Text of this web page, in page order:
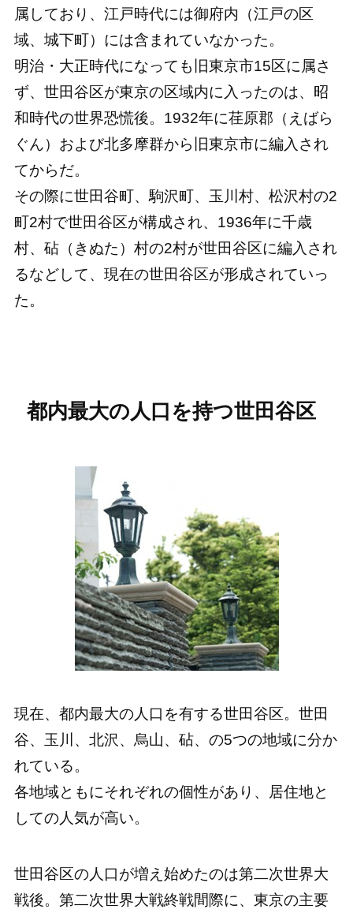
属しており、江戸時代には御府内（江戸の区
域、城下町）には含まれていなかった。
明治・大正時代になっても旧東京市15区に属さ
ず、世田谷区が東京の区域内に入ったのは、昭
和時代の世界恐慌後。1932年に荏原郡（えばら
ぐん）および北多摩群から旧東京市に編入され
てからだ。
その際に世田谷町、駒沢町、玉川村、松沢村の2
町2村で世田谷区が構成され、1936年に千歳
村、砧（きぬた）村の2村が世田谷区に編入され
るなどして、現在の世田谷区が形成されていっ
た。
都内最大の人口を持つ世田谷区
現在、都内最大の人口を有する世田谷区。世田
谷、玉川、北沢、烏山、砧、の5つの地域に分か
れている。
各地域ともにそれぞれの個性があり、居住地と
しての人気が高い。
世田谷区の人口が増え始めたのは第二次世界大
戦後。第二次世界大戦終戦間際に、東京の主要